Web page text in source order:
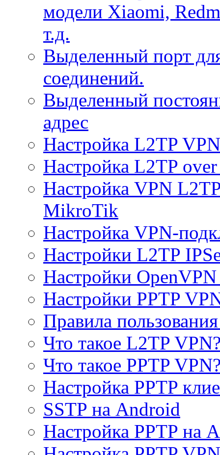
модели Xiaomi,
т.д.
Выделенный порт
соединений.
Выделенный
адрес
Настройка L2TP
Настройка L2TP
Настройка VPN
MikroTik
Настройка VPN-
Настройки L2TP
Настройки
Настройки PPTP
Правила
Что такое L2TP
Что такое PPTP
Настройка PPTP
SSTP на Android
Настройка PPTP на